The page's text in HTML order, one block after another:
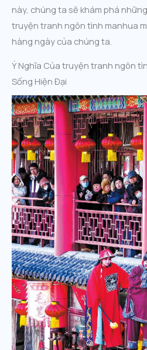
này, chúng ta sẽ khám phá
truyện tranh ngôn tình manhua
hàng ngày của chúng ta.
Ý Nghĩa Của truyện tranh ngôn
Sống Hiện Đại